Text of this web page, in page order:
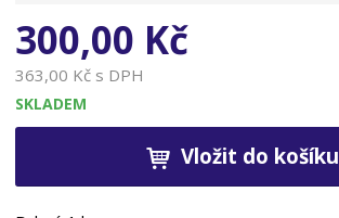
300,00 Kč
363,00 Kč s DPH
SKLADEM
Vložit do košíku